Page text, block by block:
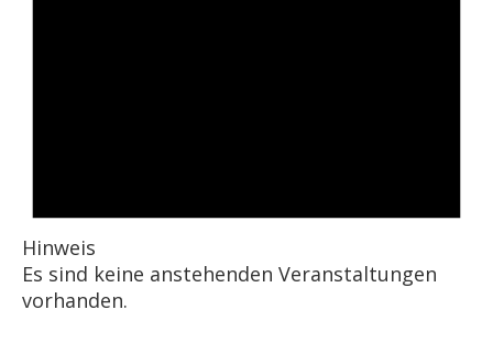
Hinweis
Es sind keine anstehenden Veranstaltungen
vorhanden.